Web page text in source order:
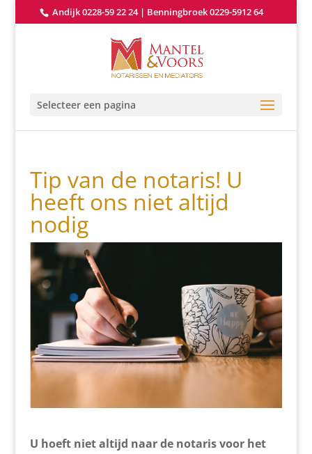
Andijk 0228-59 22 24| Benningbroek 0229-5912 64
Selecteer een pagina
Tip van de notaris! U
heeft ons niet altijd
nodig
U hoeft niet altijd naar de notaris voor het